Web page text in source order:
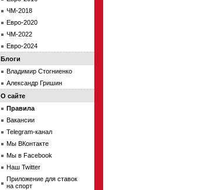
ЧМ-2018
Евро-2020
ЧМ-2022
Евро-2024
Блоги
Владимир Стогниенко
Александр Гришин
О сайте
Правила
Вакансии
Telegram-канал
Мы ВКонтакте
Мы в Facebook
Наш Twitter
Приложение для ставок
на спорт